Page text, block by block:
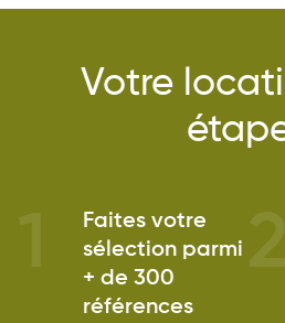
Votre
Faites votre
sélection parmi
+ de 300
références